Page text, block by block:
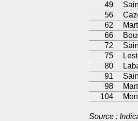
49
56
62
66
72
75
80
91
98
104
Source :